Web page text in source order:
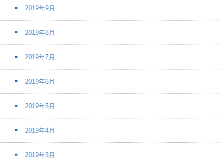
2019年9月
2019年8月
2019年7月
2019年6月
2019年5月
2019年4月
2019年3月